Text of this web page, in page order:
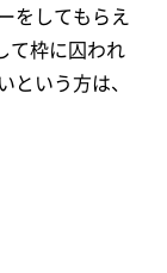
をしてもらえ
て枠に囚われ
という方は、